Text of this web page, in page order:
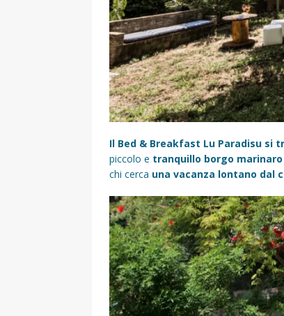
Il Bed & Breakfast Lu Paradisu si
piccolo e tranquillo borgo marinaro
chi cerca una vacanza lontano